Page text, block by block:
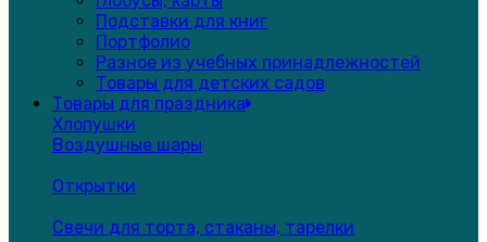
Подставки для книг
Портфолио
Разное из учебных принадлежностей
Товары для детских садов
Товары для праздника
Хлопушки
Воздушные шары
Открытки
Свечи для торта, стаканы, тарелки